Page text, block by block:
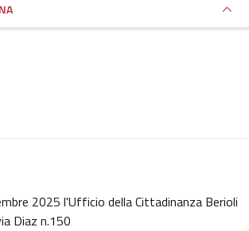
2025 l'Ufficio della Cittadinanza Berioli
Diaz n.150